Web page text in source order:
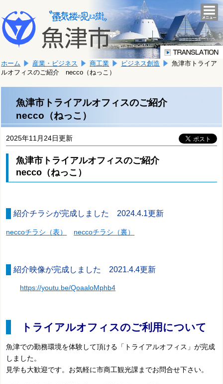
文
へ
移
ま
す。
こ
か
文
で
す。
ホーム 産業・ビジネス 商工業 ビジネス創造
魚津市トライア
ルオフィスのご紹介 necco（ねっこ）
魚津市トライアルオフィスのご紹介
necco（ねっこ）
2025年11月24日更新
魚津市トライアルオフィスのご紹介
necco（ねっこ）
紹介チラシが完成しました 2024.4.1更新
neccoチラシ（表） neccoチラシ（裏）
紹介映像が完成しました 2021.4.4更新
https://youtu.be/QoaaloMphb4
トライアルオフィスのご利用について
魚津での勤務環境を体験して頂ける「トライアルオフィス」が完成
しました。
見学も大歓迎です。お気軽に市商工観光課までお問合せ下さい。